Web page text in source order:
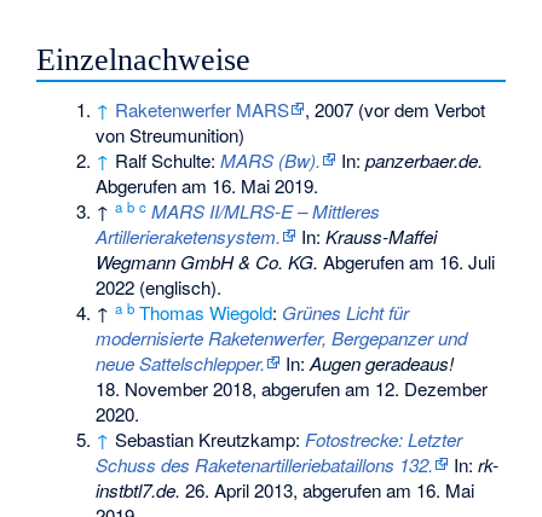
Einzelnachweise
↑ Raketenwerfer MARS
, 2007 (vor dem Verbot
von Streumunition)
↑ Ralf Schulte:MARS (Bw). In:panzerbaer.de.
Abgerufen am 16. Mai 2019.
↑a b c MARS II/MLRS-E – Mittleres
Artillerieraketensystem.
In:Krauss-Maffei
Wegmann GmbH & Co. KG. Abgerufen am 16. Juli
2022 (englisch).
↑a b Thomas Wiegold: Grünes Licht für
modernisierte Raketenwerfer, Bergepanzer und
neue Sattelschlepper.
In:Augen geradeaus!
18. November 2018, abgerufen am 12. Dezember
2020.
↑ Sebastian Kreutzkamp:Fotostrecke: Letzter
Schuss des Raketenartilleriebataillons 132.
In:rk-
instbtl7.de. 26. April 2013, abgerufen am 16. Mai